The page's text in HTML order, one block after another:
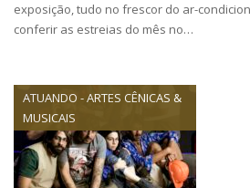
exposição, tudo no frescor do ar-
conferir as estreias do mês no…
ATUANDO - ARTES CÊNICAS &
MUSICAIS